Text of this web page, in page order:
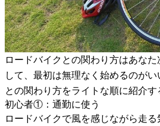
ロードバイクとの関わり方はあな
して、最初は無理なく始めるのが
との関わり方をライトな順に紹介す
初心者①：通勤に使う
ロードバイクで風を感じながら走